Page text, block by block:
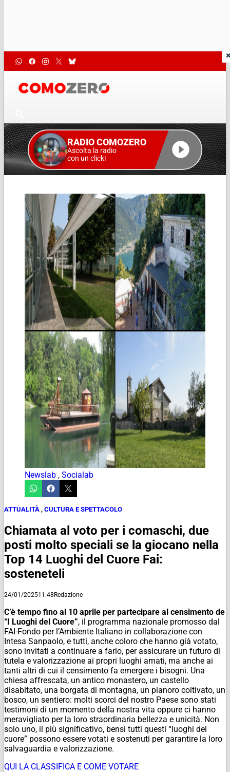
RADIO COMOZERO
Ascolta la radio
con un click!
Newslab , Socialab
ATTUALITÀ , CULTURA E SPETTACOLO
Chiamata al voto per i comaschi, due
posti molto speciali se la giocano nella
Top 14 Luoghi del Cuore Fai:
sosteneteli
24/01/202511:48Redazione
C’è tempo fino al 10 aprile per partecipare al censimento de
“I Luoghi del Cuore”, il programma nazionale promosso dal
FAI-Fondo per l’Ambiente Italiano in collaborazione con
Intesa Sanpaolo, e tutti, anche coloro che hanno già votato,
sono invitati a continuare a farlo, per assicurare un futuro di
tutela e valorizzazione ai propri luoghi amati, ma anche ai
tanti altri di cui il censimento fa emergere i bisogni. Una
chiesa affrescata, un antico monastero, un castello
disabitato, una borgata di montagna, un pianoro coltivato, un
bosco, un sentiero: molti scorci del nostro Paese sono stati
testimoni di un momento della nostra vita oppure ci hanno
meravigliato per la loro straordinaria bellezza e unicità. Non
solo uno, il più significativo, bensì tutti questi “luoghi del
cuore” possono essere votati e sostenuti per garantire la loro
salvaguardia e valorizzazione.
QUI LA CLASSIFICA E COME VOTARE